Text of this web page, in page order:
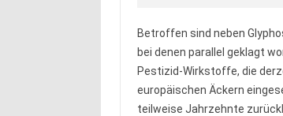
Betroffen sind neben
bei denen parallel geklagt
Pestizid-Wirkstoffe, die
europäischen Äckern
teilweise Jahrzehnte